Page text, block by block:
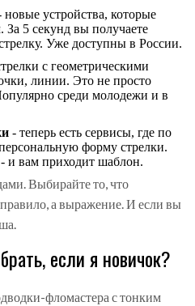
новые устройства, которые
За 5 секунд вы получаете
Уже доступны в России.
с геометрическими
линии. Это не просто
среди молодежи и в
- теперь есть сервисы, где по
форму стрелки.
и вам приходит шаблон.
Выбирайте то, что
правило, а выражение. И если вы
если я новичок?
фломастера с тонким